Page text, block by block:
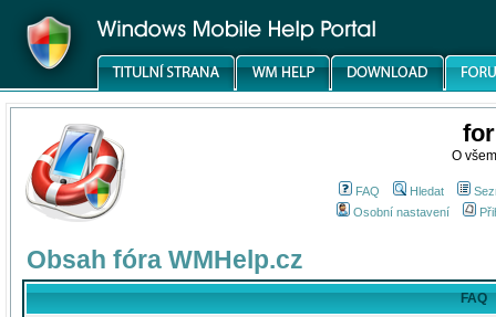
O
FAQ Hledat
Osobní nastavení
Obsah fóra WMHelp.cz
FAQ